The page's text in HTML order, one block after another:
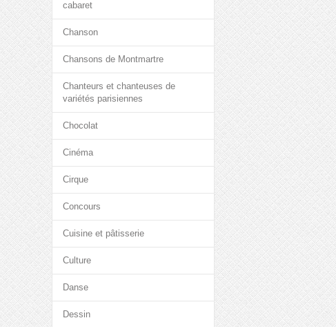
cabaret
Chanson
Chansons de Montmartre
Chanteurs et chanteuses de
variétés parisiennes
Chocolat
Cinéma
Cirque
Concours
Cuisine et pâtisserie
Culture
Danse
Dessin